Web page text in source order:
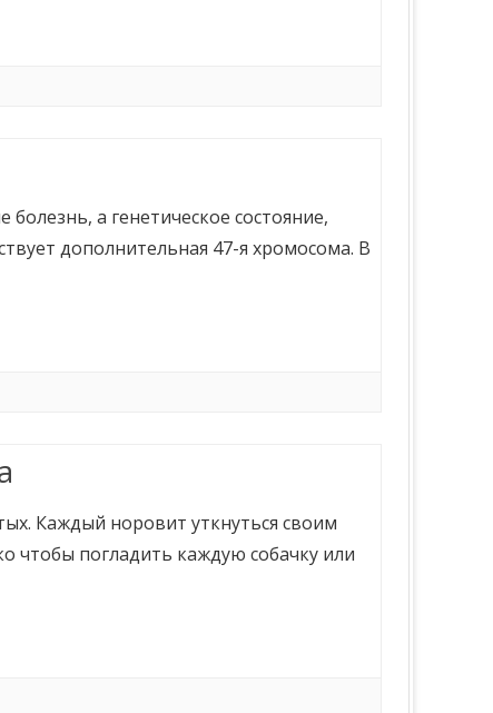
а генетическое состояние,
дополнительная 47-я хромосома. В
Каждый норовит уткнуться своим
чтобы погладить каждую собачку или